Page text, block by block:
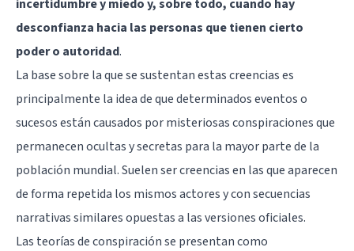
incertidumbre y miedo y, sobre todo, cuando hay
desconfianza hacia las personas que tienen cierto
poder o autoridad.
La base sobre la que se sustentan estas creencias es
principalmente la idea de que determinados eventos o
sucesos están causados por misteriosas conspiraciones que
permanecen ocultas y secretas para la mayor parte de la
población mundial. Suelen ser creencias en las que aparecen
de forma repetida los mismos actores y con secuencias
narrativas similares opuestas a las versiones oficiales.
Las teorías de conspiración se presentan como